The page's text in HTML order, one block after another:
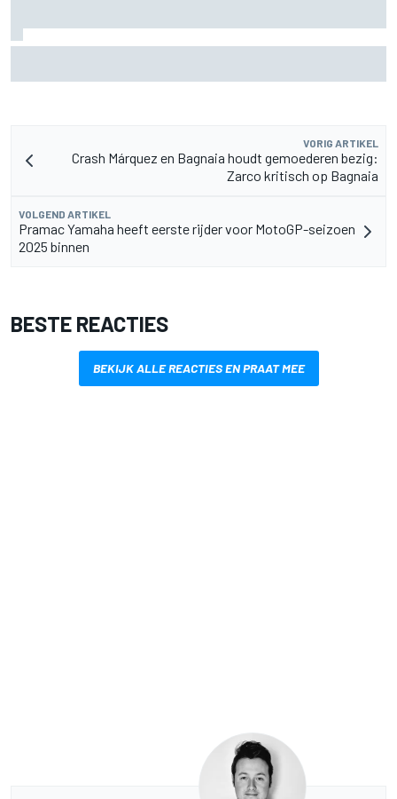
VORIG ARTIKEL
Crash Márquez en Bagnaia houdt gemoederen bezig:
Zarco kritisch op Bagnaia
VOLGEND ARTIKEL
Pramac Yamaha heeft eerste rijder voor MotoGP-seizoen
2025 binnen
BESTE REACTIES
BEKIJK ALLE REACTIES EN PRAAT MEE